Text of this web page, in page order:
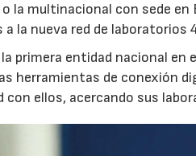
o la multinacional con sede
la nueva red de laboratorios
primera entidad nacional
herramientas de conexión
ellos, acercando sus